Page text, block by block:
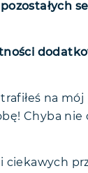
na
Chyba
ciekawych